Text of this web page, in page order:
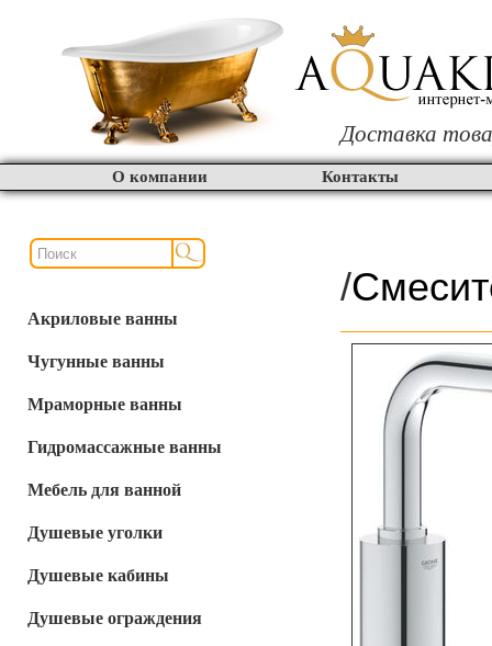
Доставка
О компании Контакты
Акриловые ванны
Чугунные ванны
Мраморные ванны
Гидромассажные ванны
Мебель для ванной
Душевые уголки
Душевые кабины
Душевые ограждения
/